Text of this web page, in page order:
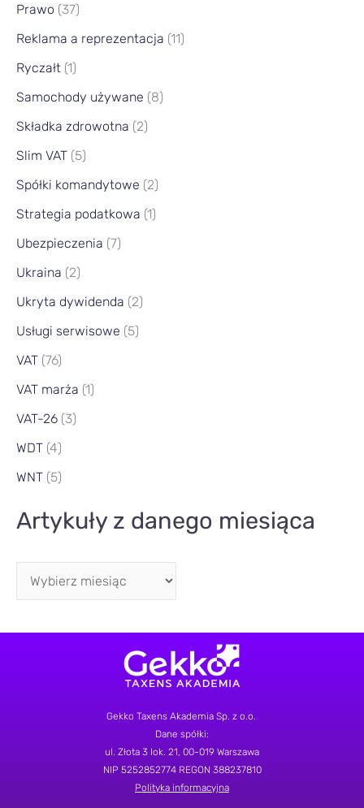
Prawo (37)
Reklama a reprezentacja (11)
Ryczałt (1)
Samochody używane (8)
Składka zdrowotna (2)
Slim VAT (5)
Spółki komandytowe (2)
Strategia podatkowa (1)
Ubezpieczenia (7)
Ukraina (2)
Ukryta dywidenda (2)
Usługi serwisowe (5)
VAT (76)
VAT marża (1)
VAT-26 (3)
WDT (4)
WNT (5)
Artykuły z danego miesiąca
Gekko Taxens Akademia Sp. z o.o.
Dane spółki:
ul. Złota 3 lok. 21, 00-019 Warszawa
NIP 5252852774 REGON 388237810
Polityka informacyjna